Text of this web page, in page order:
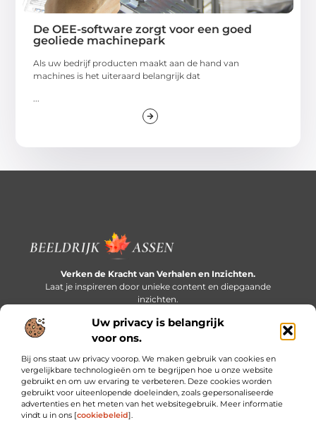
Uw privacy is belangrijk
voor ons.
Bij ons staat uw privacy voorop. We maken gebruik van cookies en
vergelijkbare technologieën om te begrijpen hoe u onze website
gebruikt en om uw ervaring te verbeteren. Deze cookies worden
gebruikt voor uiteenlopende doeleinden, zoals gepersonaliseerde
advertenties en het meten van het websitegebruik. Meer informatie
vindt u in ons [cookiebeleid].
De OEE-software zorgt voor een goed
geoliede machinepark
Als uw bedrijf producten maakt aan de hand van
machines is het uiteraard belangrijk dat
...
Verken de Kracht van Verhalen en Inzichten.
Laat je inspireren door unieke content en diepgaande
inzichten.
Bericht categorie
Onze informatie